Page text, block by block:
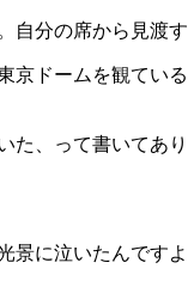
分の席から見渡
ドームを観てい
、って書いてあり
に泣いたんです